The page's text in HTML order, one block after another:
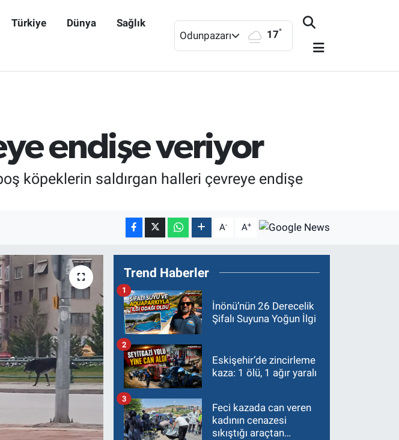
Türkiye Dünya Sağlık
Odunpazarı 17°
endişe veriyor
köpeklerin saldırgan halleri çevreye endişe
A- A+
Trend Haberler
İnönü’nün 26 Derecelik
Şifalı Suyuna Yoğun İlgi
1
Eskişehir’de zincirleme
kaza: 1 ölü, 1 ağır yaralı
2
Feci kazada can veren
kadının cenazesi
sıkıştığı araçtan
3